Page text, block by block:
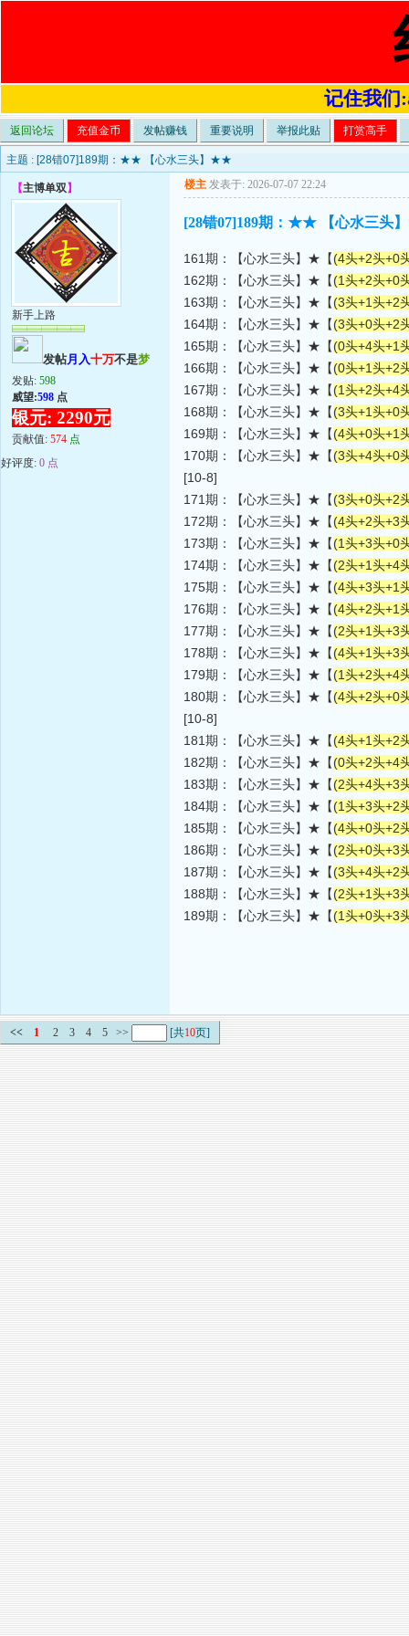
记住我们
返回论坛 充值金币 发帖赚钱 重要说明 举报此贴 打赏高手
主题 : [28错07]189期：★★ 【心水三头】★★
【主博单双】
新手上路
发帖月入十万不是梦
发贴: 598
威望:598 点
银元: 2290元
贡献值: 574 点
好评度: 0 点
楼主 发表于: 2026-07-07 22:24
[28错07]189期：★★ 【心水三头
161期：【心水三头】★【(4头+2头+0
162期：【心水三头】★【(1头+2头+0
163期：【心水三头】★【(3头+1头+2
164期：【心水三头】★【(3头+0头+2
165期：【心水三头】★【(0头+4头+1
166期：【心水三头】★【(0头+1头+2
167期：【心水三头】★【(1头+2头+4
168期：【心水三头】★【(3头+1头+0
169期：【心水三头】★【(4头+0头+1
170期：【心水三头】★【(3头+4头+0
[10-8]
171期：【心水三头】★【(3头+0头+2
172期：【心水三头】★【(4头+2头+3
173期：【心水三头】★【(1头+3头+0
174期：【心水三头】★【(2头+1头+4
175期：【心水三头】★【(4头+3头+1
176期：【心水三头】★【(4头+2头+1
177期：【心水三头】★【(2头+1头+3
178期：【心水三头】★【(4头+1头+3
179期：【心水三头】★【(1头+2头+4
180期：【心水三头】★【(4头+2头+0
[10-8]
181期：【心水三头】★【(4头+1头+2
182期：【心水三头】★【(0头+2头+4
183期：【心水三头】★【(2头+4头+3
184期：【心水三头】★【(1头+3头+2
185期：【心水三头】★【(4头+0头+2
186期：【心水三头】★【(2头+0头+3
187期：【心水三头】★【(3头+4头+2
188期：【心水三头】★【(2头+1头+3
189期：【心水三头】★【(1头+0头+3
<< 1 2 3 4 5 >> [共10页]